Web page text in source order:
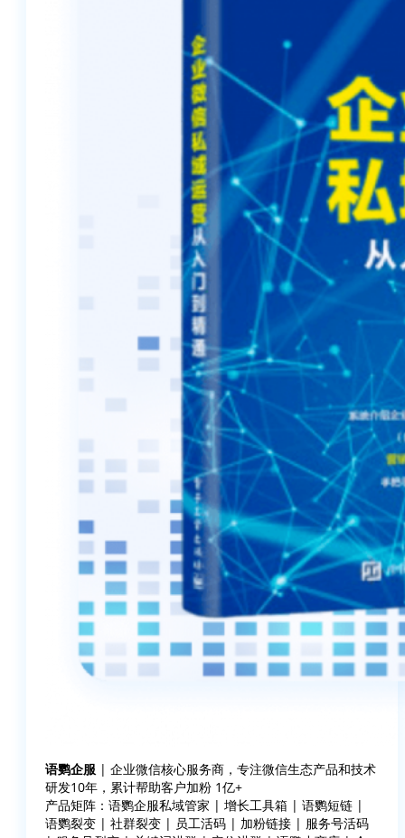
语鹦企服 | 企业微信核心服务商，专注微信生态产品和技术
研发10年，累计帮助客户加粉 1亿+
产品矩阵：语鹦企服私域管家 | 增长工具箱 | 语鹦短链 |
语鹦裂变 | 社群裂变 | 员工活码 | 加粉链接 | 服务号活码